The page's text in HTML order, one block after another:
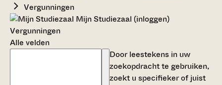
Vergunningen
Mijn Studiezaal (inloggen)
Vergunningen
Alle velden
Door leestekens in uw
zoekopdracht te gebruiken,
zoekt u specifieker of juist